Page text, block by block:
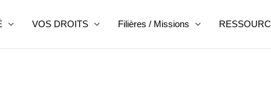
VOS DROITS Filières / Missions